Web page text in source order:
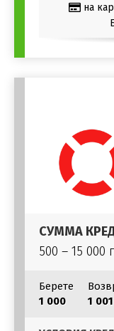
на
СУММА
500 – 15 000
Берете
1 000
1 001